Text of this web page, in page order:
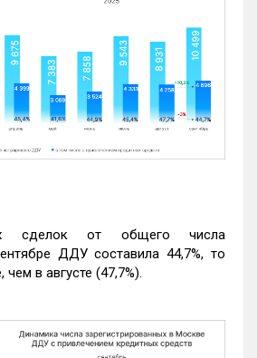
сделок от общего числа
ДДУ составила 44,7%, то
в августе (47,7%).